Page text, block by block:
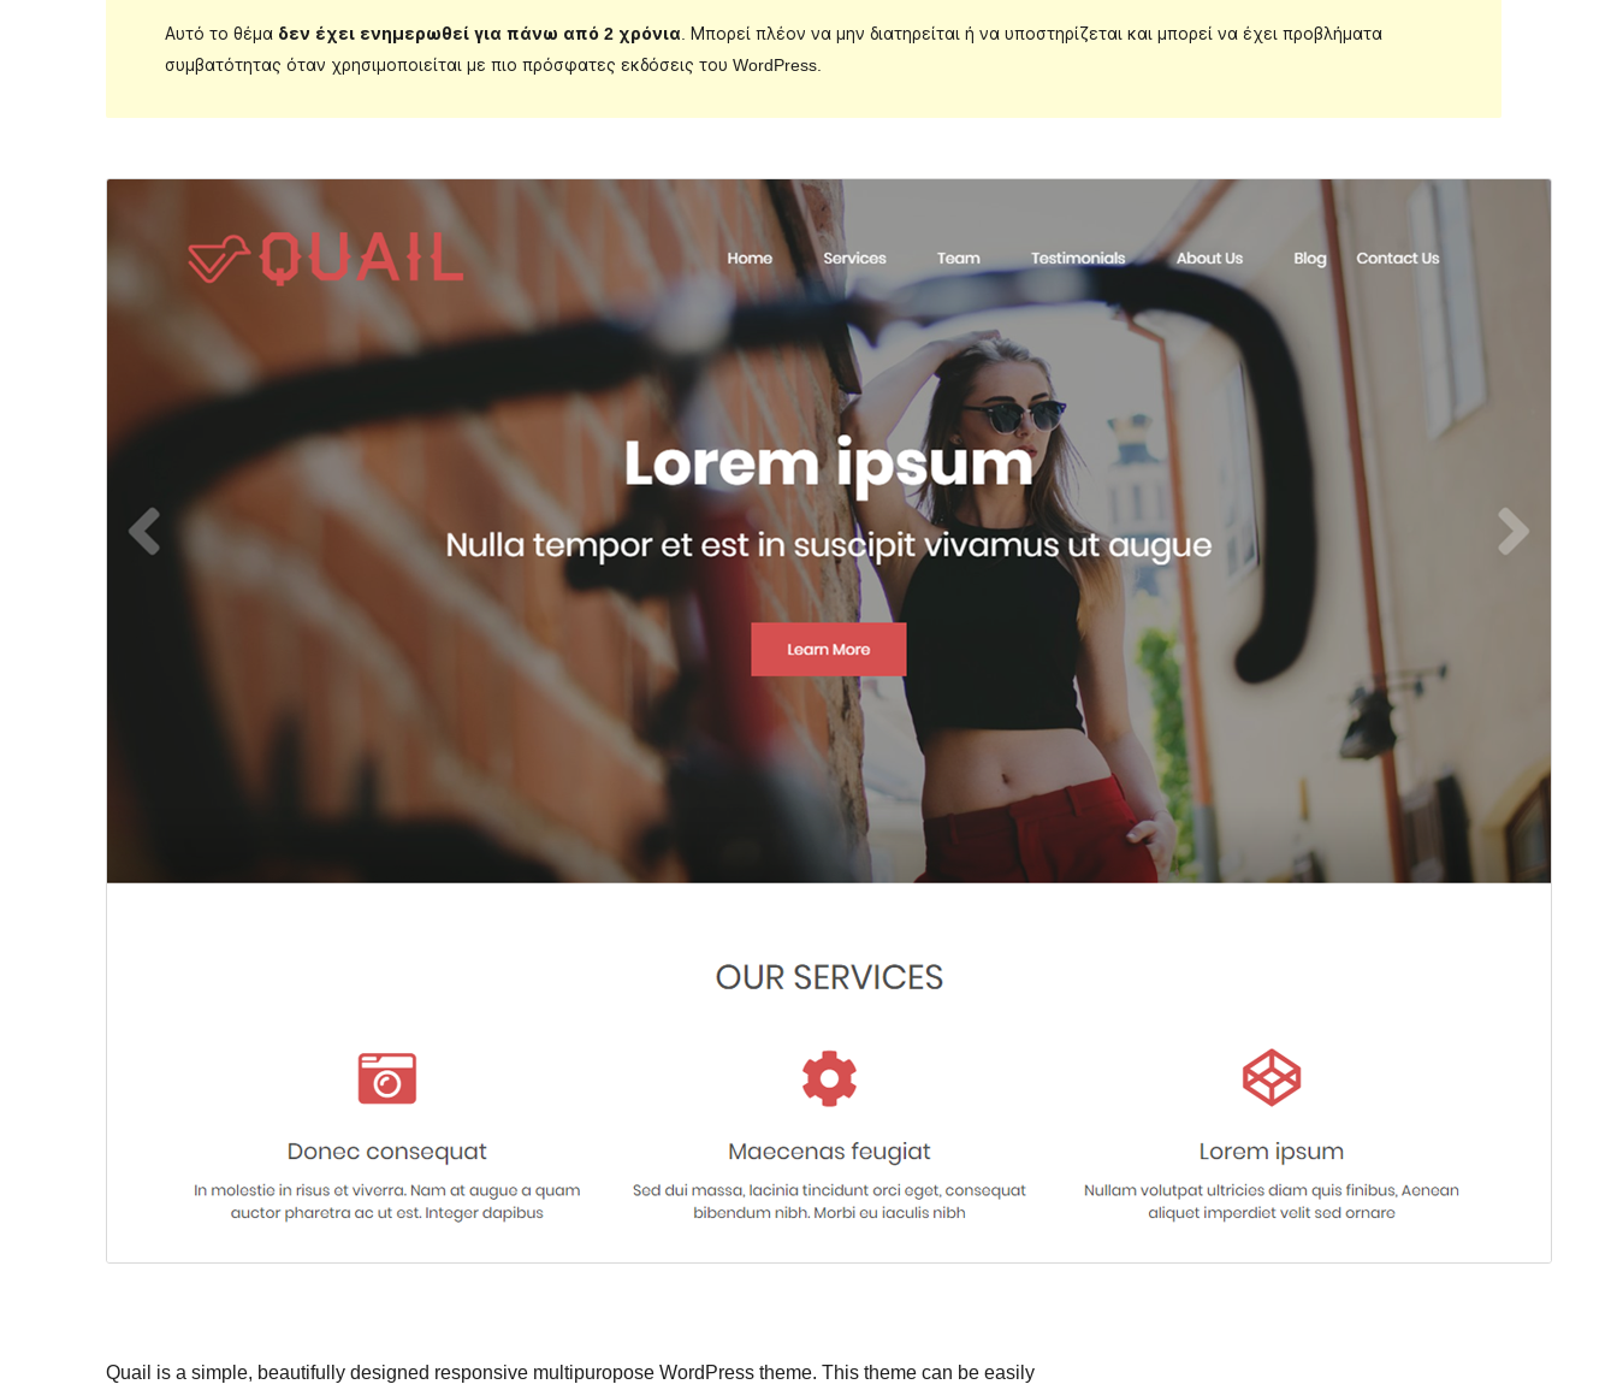
Αυτό το θέμα δεν έχει ενημερωθεί για πάνω από 2 χρόνια . Μπορεί πλέον να μην διατηρείται ή να υποστηρίζεται και μπορεί να έχει προβλήματα
συμβατότητας όταν χρησιμοποιείται με πιο πρόσφατες εκδόσεις του WordPress.
ΠροεπισκόπησηΛήψη
Τελευταία ενημέρωση
Ενεργές εγκαταστάσεις
Έκδοση WordPress
Αρχική σελίδα θέματος
Quail is a simple, beautifully designed responsive multipuropose WordPress theme. This theme can be easily